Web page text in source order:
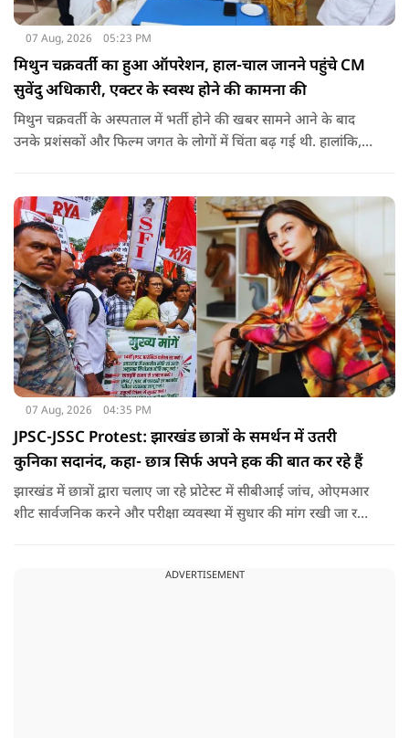
07 Aug, 2026 05:23 PM
मिथुन चक्रवर्ती का हुआ ऑपरेशन, हाल-चाल जानने पहुंचे CM
सुवेंदु अधिकारी, एक्टर के स्वस्थ होने की कामना की
मिथुन चक्रवर्ती के अस्पताल में भर्ती होने की खबर सामने आने के बाद
उनके प्रशंसकों और फिल्म जगत के लोगों में चिंता बढ़ गई थी. हालांकि,
07 Aug, 2026 04:35 PM
JPSC-JSSC Protest: झारखंड छात्रों के समर्थन में उतरी
कुनिका सदानंद, कहा- छात्र सिर्फ अपने हक की बात कर रहे हैं
झारखंड में छात्रों द्वारा चलाए जा रहे प्रोटेस्ट में सीबीआई जांच, ओएमआर
शीट सार्वजनिक करने और परीक्षा व्यवस्था में सुधार की मांग रखी जा रही
ADVERTISEMENT